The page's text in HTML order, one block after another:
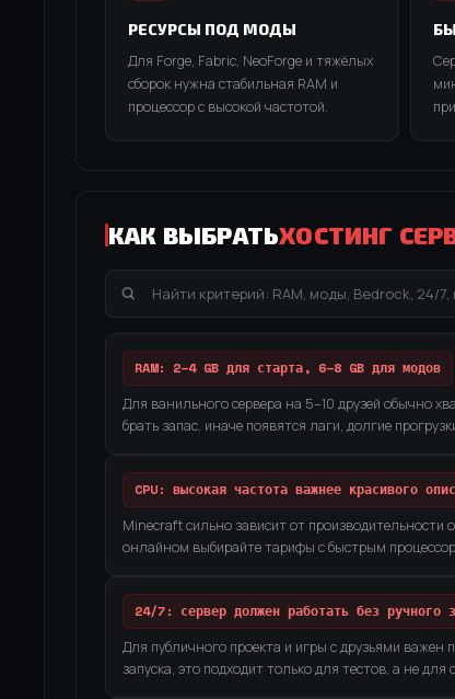
РЕСУРСЫ ПОД МОДЫ
Для Forge, Fabric, NeoForge и тяжёлых
сборок нужна стабильная RAM и
процессор с высокой частотой.
КАК ВЫБРАТЬХОСТИНГ
RAM: 2–4 GB для старта, 6–8 GB для модов
Для ванильного сервера на 5–10 друзей обычно
брать запас, иначе появятся лаги, долгие
CPU: высокая частота важнее красивого
Minecraft сильно зависит от
онлайном выбирайте тарифы с быстрым
24/7: сервер должен работать без ручного
Для публичного проекта и игры с друзьями важен
запуска, это подходит только для тестов, а не для